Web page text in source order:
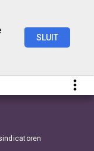
SLUIT